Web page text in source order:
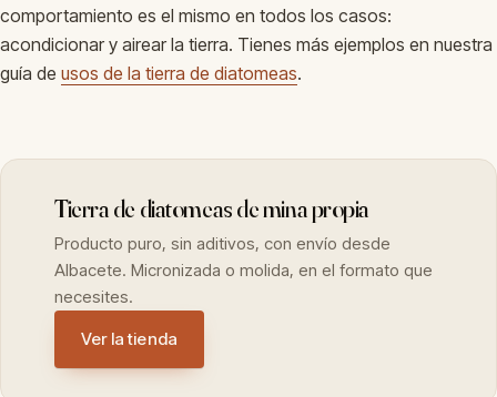
comportamiento es el mismo en todos los casos:
acondicionar y airear la tierra. Tienes más ejemplos en nuestra
guía de usos de la tierra de diatomeas.
Tierra de diatomeas de mina propia
Producto puro, sin aditivos, con envío desde
Albacete. Micronizada o molida, en el formato que
necesites.
Ver la tienda